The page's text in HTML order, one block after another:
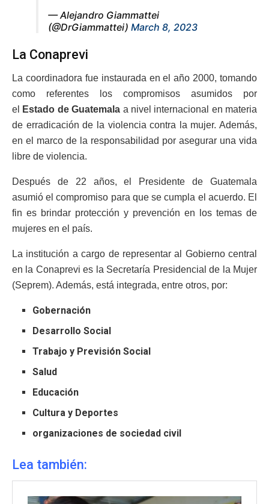
— Alejandro Giammattei
(@DrGiammattei) March 8, 2023
La Conaprevi
La coordinadora fue instaurada en el año 2000, tomando
como referentes los compromisos asumidos por
el
Estado de Guatemala a nivel internacional en materia
de erradicación de la violencia contra la mujer. Además,
en el marco de la responsabilidad por asegurar una vida
libre de violencia.
Después de 22 años, el Presidente de Guatemala
asumió el compromiso para que se cumpla el acuerdo. El
fin es brindar protección y prevención en los temas de
mujeres en el país.
La institución a cargo de representar al Gobierno central
en la Conaprevi es la Secretaría Presidencial de la Mujer
(Seprem). Además, está integrada, entre otros, por:
Gobernación
Desarrollo Social
Trabajo y Previsión Social
Salud
Educación
Cultura y Deportes
organizaciones de sociedad civil
Lea también: